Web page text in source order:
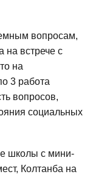
вопросам,
на встрече с
на
3 работа
вопросов,
социальных
школы с мини-
Колтанба на